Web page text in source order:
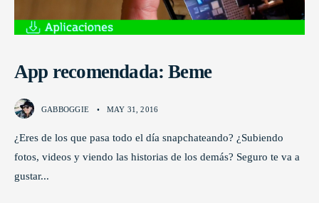
App recomendada: Beme
GABBOGGIE • MAY 31, 2016
¿Eres de los que pasa todo el día snapchateando? ¿Subiendo
fotos, videos y viendo las historias de los demás? Seguro te va a
gustar...